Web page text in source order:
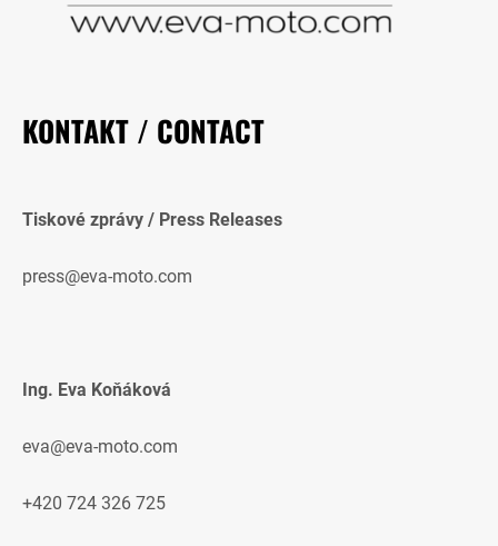
KONTAKT / CONTACT
Tiskové zprávy / Press Releases
press@eva-moto.com
Ing. Eva Koňáková
eva@eva-moto.com
+420 724 326 725